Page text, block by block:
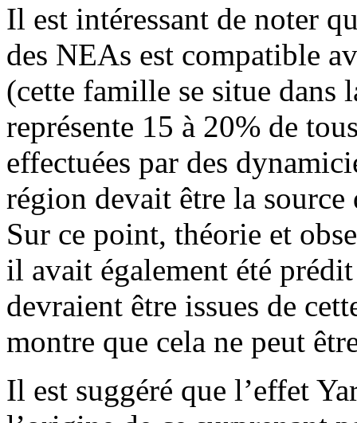
Il est intéressant de noter
des NEAs est compatible
(cette famille se situe dans
représente 15 à 20% de
effectuées par des
région devait être la
Sur ce point, théorie et
il avait également été
devraient être issues de
montre que cela ne peut
Il est suggéré que l’effet